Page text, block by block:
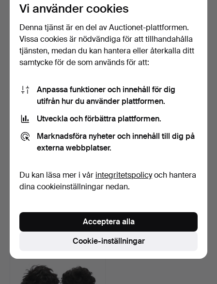
GUCCI ”G G” MONOGRAM
JACQUARD ULLSJAL.
Klubbades 9 apr 2026
4 bud
54 USD
GEORGISK BRODERAD
VÄST, HERRKLÄNNING
FRÅN …
Klubbades 26 feb 2026
15 bud
272 USD
MÄNGD SILKE OCH
ANDRA HALSDUKAR ETC.
48 USD
CHANEL NO.5, DIOR OCH
ANDRA PARFYMER, ETC.…
177 USD
Vi använder cookies
Denna tjänst är en del av Auctionet-plattformen.
Vissa cookies är nödvändiga för att tillhandahålla
tjänsten, medan du kan hantera eller återkalla ditt
samtycke för de som används för att:
Anpassa funktioner och innehåll för dig
utifrån hur du använder plattformen.
Utveckla och förbättra plattformen.
Marknadsföra nyheter och innehåll till dig på
externa webbplatser.
Du kan läsa mer i vår integritetspolicyoch hantera
dina cookieinställningar nedan.
Cookie-inställningar
Acceptera alla